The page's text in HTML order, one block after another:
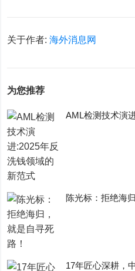
关于作者:海外消息网
为您推荐
AML检测技术演
陈光标：拒绝海
17年匠心深耕，